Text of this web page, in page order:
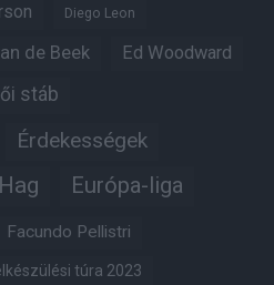
Diego Leon
de Beek Ed Woodward
stáb
Érdekességek
Európa-liga
Facundo Pellistri
túra 2023